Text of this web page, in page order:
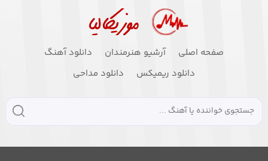
صفحه اصلی آرشیو هنرمندان
دانلود آهنگ
دانلود ریمیکس
دانلود مداحی